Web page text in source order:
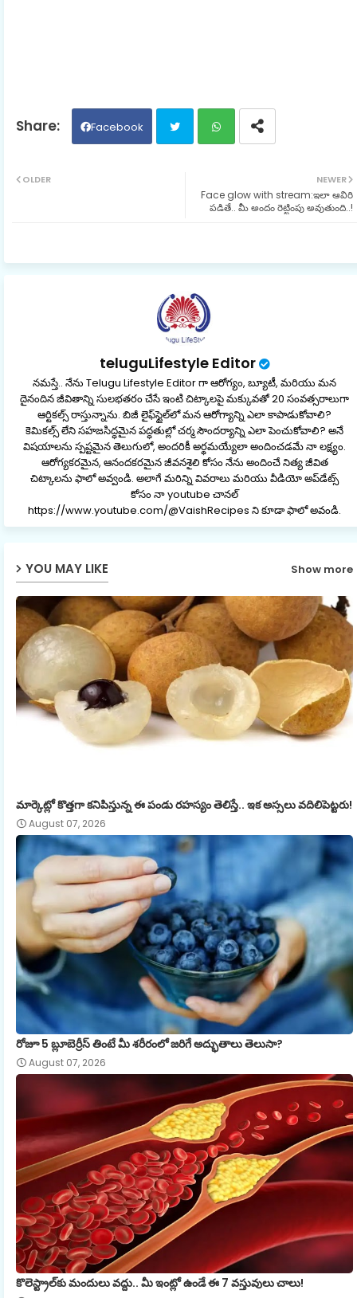
Facebook
ats
NEWER
Face glow with stream:ఇలా ఆవిరి
పడితే.. మీ అందం రెట్టింపు అవుతుంది..!
OLDER
teluguLifestyle Editor
నమస్తే.. నేను Telugu Lifestyle Editor గా ఆరోగ్యం, బ్యూటీ, మరియు మన
దైనందిన జీవితాన్ని సులభతరం చేసే ఇంటి చిట్కాలపై మక్కువతో 20 సంవత్సరాలుగా
ఆర్టికల్స్ రాస్తున్నాను. బిజీ లైఫ్‌స్టైల్‌లో మన ఆరోగ్యాన్ని ఎలా కాపాడుకోవాలి?
కెమికల్స్ లేని సహజసిద్ధమైన పద్ధతుల్లో చర్మ సౌందర్యాన్ని ఎలా పెంచుకోవాలి? అనే
విషయాలను స్పష్టమైన తెలుగులో, అందరికీ అర్థమయ్యేలా అందించడమే నా లక్ష్యం.
ఆరోగ్యకరమైన, ఆనందకరమైన జీవనశైలి కోసం నేను అందించే నిత్య జీవిత
చిట్కాలను ఫాలో అవ్వండి. అలాగే మరిన్ని వివరాలు మరియు వీడియో అప్‌డేట్స్
కోసం నా youtube చానల్
https://www.youtube.com/@VaishRecipes ని కూడా ఫాలో అవండి.
YOU MAY LIKE Show more
మార్కెట్లో కొత్తగా కనిపిస్తున్న ఈ పండు రహస్యం తెలిస్తే.. ఇక అస్సలు వదిలిపెట్టరు!
August 07, 2026
రోజూ 5 బ్లూబెర్రీస్ తింటే మీ శరీరంలో జరిగే అద్భుతాలు తెలుసా?
August 07, 2026
కొలెస్ట్రాల్‌కు మందులు వద్దు.. మీ ఇంట్లో ఉండే ఈ 7 వస్తువులు చాలు!